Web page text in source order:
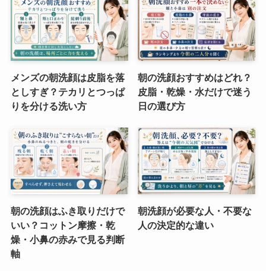
メンズの朝洗顔は皮脂を落
としすぎ？テカリとつっぱ
りを分ける洗い方
朝の洗顔おすすめはどれ？
皮脂・乾燥・水だけで迷う
日の選び方
朝の洗顔はふき取りだけで
いい？コットン摩擦・乾
燥・小鼻の赤みで見る判断
軸
朝洗顔が必要な人・不要な
人の決定的な違い